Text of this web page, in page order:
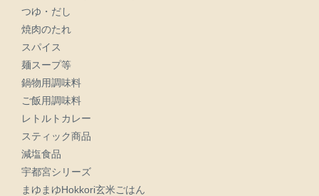
つゆ・だし
焼肉のたれ
スパイス
麺スープ等
鍋物用調味料
ご飯用調味料
レトルトカレー
スティック商品
減塩食品
宇都宮シリーズ
まゆまゆHokkori玄米ごはん